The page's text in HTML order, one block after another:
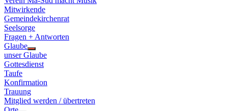
Mitwirkende
Gemeindekirchenrat
Seelsorge
Fragen + Antworten
Glaube
Show
sub
menu
unser Glaube
Gottesdienst
Taufe
Konfirmation
Trauung
Mitglied werden / übertreten